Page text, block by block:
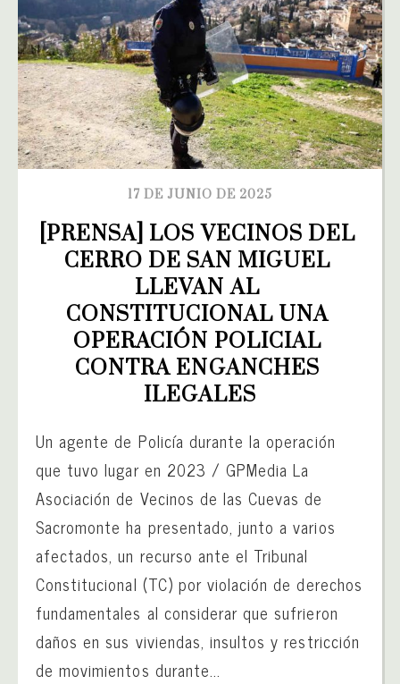
17 DE JUNIO DE 2025
[PRENSA] LOS VECINOS DEL
CERRO DE SAN MIGUEL
LLEVAN AL
CONSTITUCIONAL UNA
OPERACIÓN POLICIAL
CONTRA ENGANCHES
ILEGALES
Un agente de Policía durante la operación
que tuvo lugar en 2023 / GPMedia La
Asociación de Vecinos de las Cuevas de
Sacromonte ha presentado, junto a varios
afectados, un recurso ante el Tribunal
Constitucional (TC) por violación de derechos
fundamentales al considerar que sufrieron
daños en sus viviendas, insultos y restricción
de movimientos durante...